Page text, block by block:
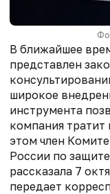
В ближайшее
представлен
широкое
инструмента
компания тратит
этом член
России по
рассказала 7
передает